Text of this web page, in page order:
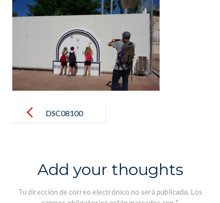
navigationDSC08100
Add your thoughts
Tu dirección de correo electrónico no será publicada. Los